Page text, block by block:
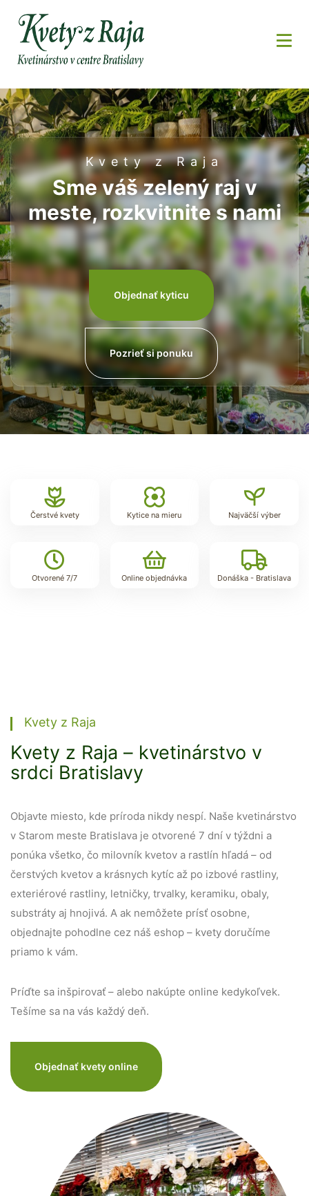
Kvety z Raja
Sme váš zelený raj v
meste, rozkvitnite s nami
Objednať kyticu
Pozrieť si ponuku
Kvety z Raja
Nájdete nás na 3
miestach v Bratislave
Pozrieť si ponuku
Čerstvé kvety Kytice na mieru Najväčší výber
Otvorené 7/7 Online objednávka Donáška - Bratislava
Kvety z Raja
Kvety z Raja – kvetinárstvo v
srdci Bratislavy
Objavte miesto, kde príroda nikdy nespí. Naše kvetinárstvo
v Starom meste Bratislava je otvorené 7 dní v týždni a
ponúka všetko, čo milovník kvetov a rastlín hľadá – od
čerstvých kvetov a krásnych kytíc až po izbové rastliny,
exteriérové rastliny, letničky, trvalky, keramiku, obaly,
substráty aj hnojivá. A ak nemôžete prísť osobne,
objednajte pohodlne cez náš eshop – kvety doručíme
priamo k vám.
Príďte sa inšpirovať – alebo nakúpte online kedykoľvek.
Tešíme sa na vás každý deň.
Objednať kvety online